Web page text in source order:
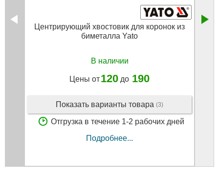
Центрирующий хвостовик для коронок из
биметалла Yato
В наличии
Цены от120 до 190
Показать варианты товара (3)
Отгрузка в течение 1-2 рабочих дней
Подробнее...